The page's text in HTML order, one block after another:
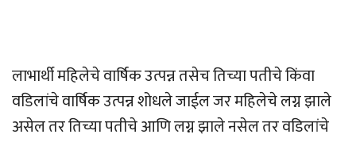
लाभार्थी महिलेचे वार्षिक उत्पन्न तसेच तिच्या पतीचे किंवा
वडिलांचे वार्षिक उत्पन्न शोधले जाईल जर महिलेचे लग्न झाले
असेल तर तिच्या पतीचे आणि लग्न झाले नसेल तर वडिलांचे